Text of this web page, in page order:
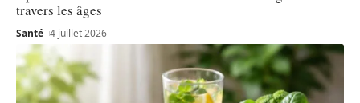
travers les âges
Santé 4 juillet 2026